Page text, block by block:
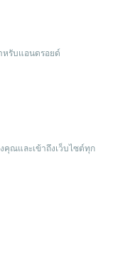
หรับแอนดรอยด์
ณและเข้าถึงเว็บไซต์ทุก